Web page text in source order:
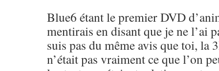
Blue6 étant le premier DVD
mentirais en disant que je ne l’ai
suis pas du même avis que toi, la
n’était pas vraiment ce que l’on